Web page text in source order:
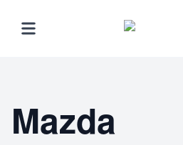
Mazda